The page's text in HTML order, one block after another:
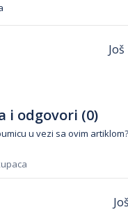
i odgovori (0)
u vezi sa ovim artiklom?